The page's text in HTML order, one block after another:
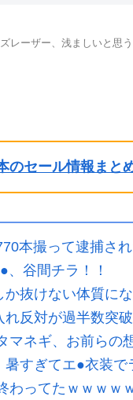
ズレーザー、浅ましいと思
のセール情報まと
本撮って逮捕さ
谷間チラ！！
抜けない体質に
反対が過半数突
マネギ、お前らの
暑すぎてエ●衣装
わってたｗｗｗｗ